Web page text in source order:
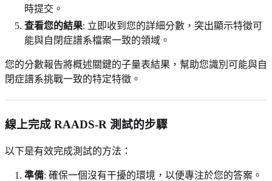
時提交。
查看您的結果: 立即收到您的詳細分數，突出顯示特徵可
能與自閉症譜系檔案一致的領域。
您的分數報告將概述關鍵的子量表結果，幫助您識別可能與自
閉症譜系挑戰一致的特定特徵。
線上完成 RAADS-R 測試的步驟
以下是有效完成測試的方法：
準備: 確保一個沒有干擾的環境，以便專注於您的答案。